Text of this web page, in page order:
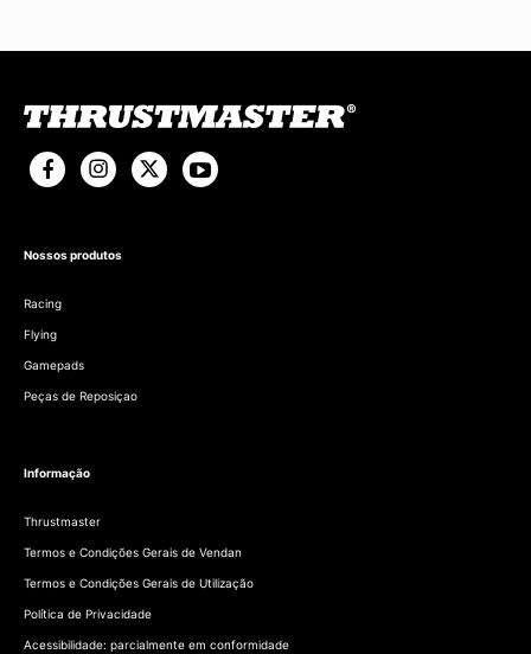
Nossos produtos
Racing
Flying
Gamepads
Peças de Reposiçao
Informação
Thrustmaster
Termos e Condições Gerais de Vendan
Termos e Condições Gerais de Utilização
Política de Privacidade
Acessibilidade: parcialmente em conformidade